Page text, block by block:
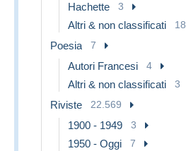
Hachette 3
Altri & non classificati 18
Poesia 7
Autori Francesi 4
Altri & non classificati 3
Riviste 22.569
1900 - 1949 3
1950 - Oggi 7